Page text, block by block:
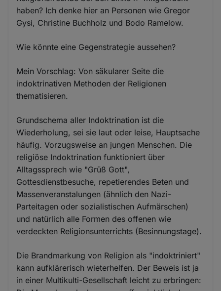
haben? Ich denke hier an Personen wie Gregor
Gysi, Christine Buchholz und Bodo Ramelow.
Wie könnte eine Gegenstrategie aussehen?
Mein Vorschlag: Von säkularer Seite die
indoktrinativen Methoden der Religionen
thematisieren.
Grundschema aller Indoktrination ist die
Wiederholung, sei sie laut oder leise, Hauptsache
häufig. Vorzugsweise an jungen Menschen. Die
religiöse Indoktrination funktioniert über
Alltagssprech wie "Grüß Gott",
Gottesdienstbesuche, repetierendes Beten und
Massenveranstalungen (ähnlich den Nazi-
Parteitagen oder sozialistischen Aufmärschen)
und natürlich alle Formen des offenen wie
verdeckten Religionsunterrichts (Besinnungstage).
Die Brandmarkung von Religion als "indoktriniert"
kann aufklärerisch wieterhelfen. Der Beweis ist ja
in einer Multikulti-Gesellschaft leicht zu erbringen: